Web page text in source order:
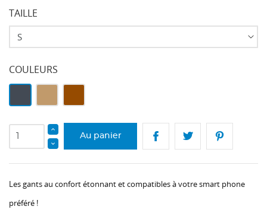
TAILLE
COULEURS
Au panier
Les gants au confort étonnant et compatibles à votre smart phone
préféré !